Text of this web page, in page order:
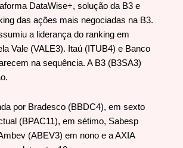
DataWise+, solução da B3 e
das ações mais negociadas na B3.
a liderança do ranking em
Vale (VALE3). Itaú (ITUB4) e Banco
na sequência. A B3 (B3SA3)
por Bradesco (BBDC4), em sexto
(BPAC11), em sétimo, Sabesp
(ABEV3) em nono e a AXIA